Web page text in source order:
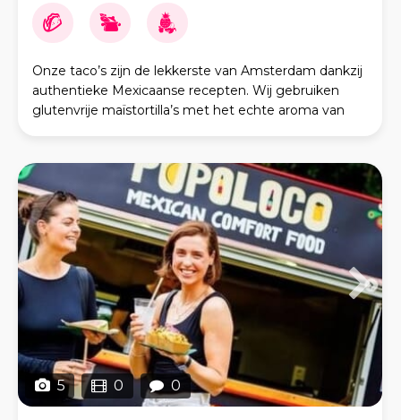
Onze taco’s zijn de lekkerste van Amsterdam dankzij
authentieke Mexicaanse recepten. Wij gebruiken
glutenvrije maïstortilla’s met het echte aroma van
5 0 0